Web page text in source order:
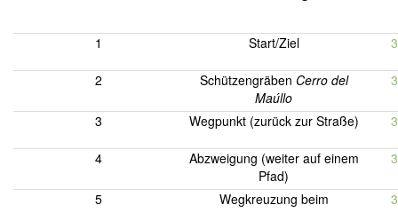
1 Start/Ziel
2 Schützengräben Cerro del
Maúllo
3 Wegpunkt (zurück zur Straße)
4
Abzweigung (weiter auf einem
Pfad)
5
Wegkreuzung beim